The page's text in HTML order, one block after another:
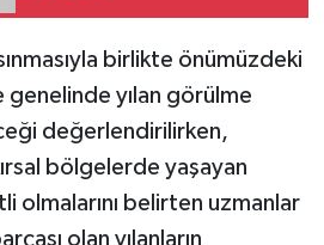
birlikte önümüzdeki
genelinde yılan görülme
değerlendirilirken,
bölgelerde yaşayan
olmalarını belirten uzmanlar
olan yılanların